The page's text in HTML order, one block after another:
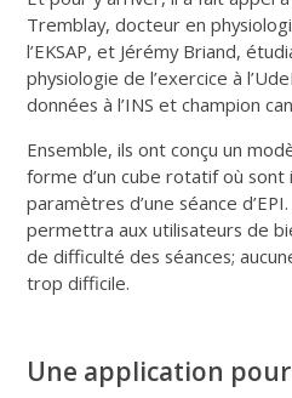
Tremblay, docteur en
l’EKSAP, et Jérémy Briand,
physiologie de l’exercice à
données à l’INS et champion
Ensemble, ils ont conçu un
forme d’un cube rotatif où
paramètres d’une séance
permettra aux utilisateurs de
de difficulté des séances;
trop difficile.
Une application